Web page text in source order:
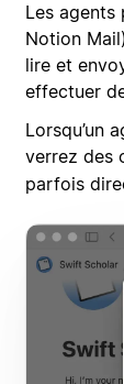
Les agents
Notion
lire et
effectuer
Lorsqu’un
verrez des
parfois